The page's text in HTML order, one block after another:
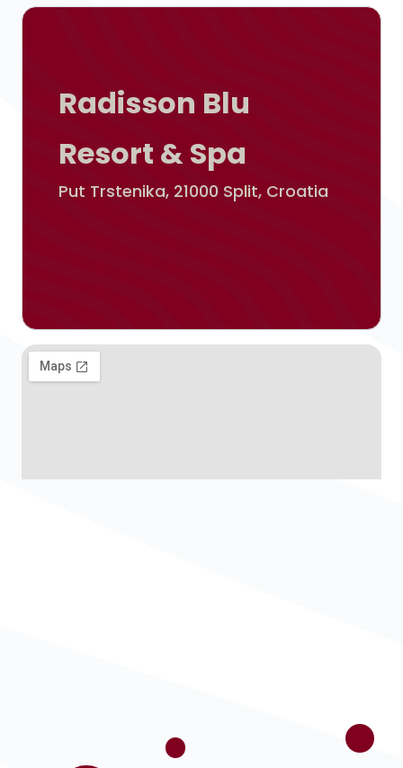
Radisson Blu
Resort & Spa
Put Trstenika, 21000 Split, Croatia